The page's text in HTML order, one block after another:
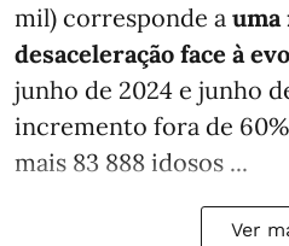
mil) corresponde a
desaceleração face à
junho de 2024 e junho
incremento fora de
mais 83 888 idosos ...
Ver